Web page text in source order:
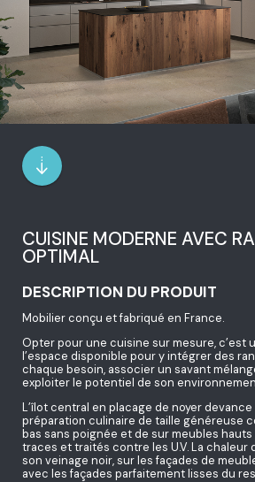
CUISINE MODERNE AVEC
OPTIMAL
DESCRIPTION DU PRODUIT
Mobilier conçu et fabriqué en France.
Opter pour une cuisine sur mesure, c’est
l’espace disponible pour y intégrer des
chaque besoin, associer un savant
exploiter le potentiel de son
L’îlot central en placage de noyer
préparation culinaire de taille généreuse
bas sans poignée et de sur meubles
traces et traités contre les U.V. La chaleur
son veinage noir, sur les façades de
avec les façades parfaitement lisses du